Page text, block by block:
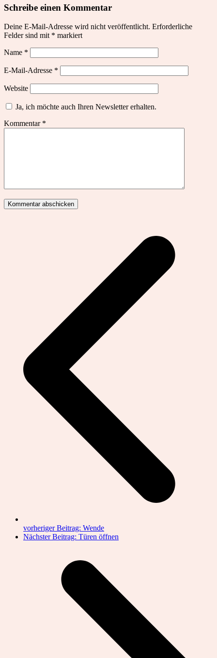
Schreibe einen Kommentar
Deine E-Mail-Adresse wird nicht veröffentlicht. Erforderliche
Felder sind mit * markiert
Name *
E-Mail-Adresse *
Website
Ja, ich möchte auch Ihren Newsletter erhalten.
Kommentar *
vorheriger Beitrag: Wende
Nächster Beitrag: Türen öffnen